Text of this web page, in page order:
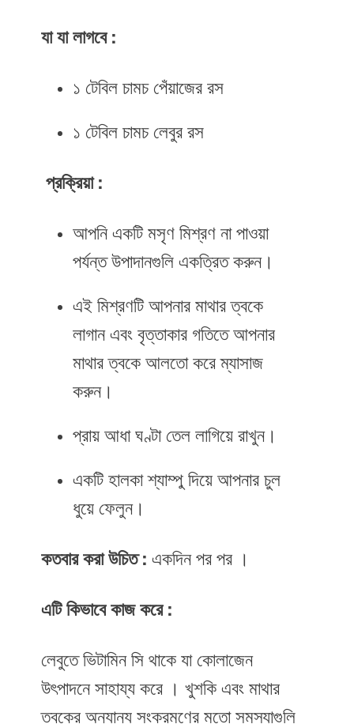
যা যা লাগবে :
১ টেবিল চামচ পেঁয়াজের রস
১ টেবিল চামচ লেবুর রস
প্রক্রিয়া :
আপনি একটি মসৃণ মিশ্রণ না পাওয়া
পর্যন্ত উপাদানগুলি একত্রিত করুন।
এই মিশ্রণটি আপনার মাথার ত্বকে
লাগান এবং বৃত্তাকার গতিতে আপনার
মাথার ত্বকে আলতো করে ম্যাসাজ
করুন।
প্রায় আধা ঘণ্টা তেল লাগিয়ে রাখুন।
একটি হালকা শ্যাম্পু দিয়ে আপনার চুল
ধুয়ে ফেলুন।
কতবার করা উচিত : একদিন পর পর ।
এটি কিভাবে কাজ করে :
লেবুতে ভিটামিন সি থাকে যা কোলাজেন
উৎপাদনে সাহায্য করে । খুশকি এবং মাথার
ত্বকের অন্যান্য সংক্রমণের মতো সমস্যাগুলি